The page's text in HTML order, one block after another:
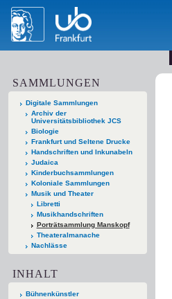
SAMMLUNGEN
Digitale Sammlungen
Archiv der
Universitätsbibliothek JCS
Biologie
Frankfurt und Seltene Drucke
Handschriften und Inkunabeln
Judaica
Kinderbuchsammlungen
Koloniale Sammlungen
Musik und Theater
Libretti
Musikhandschriften
Porträtsammlung Manskopf
Theateralmanache
Nachlässe
INHALT
Bühnenkünstler